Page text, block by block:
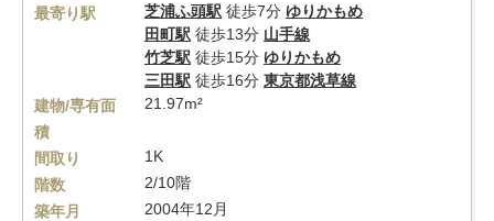
最寄り駅
芝浦ふ頭駅 徒歩7分 ゆりかもめ
田町駅 徒歩13分 山手線
竹芝駅 徒歩15分 ゆりかもめ
三田駅 徒歩16分 東京都浅草線
建物/専有面
積
21.97m²
間取り
1K
階数
2/10階
築年月
2004年12月